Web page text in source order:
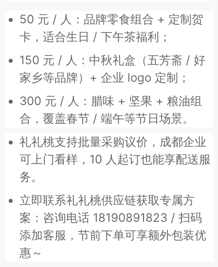
50 元 / 人：品牌零食组合 + 定制贺
卡，适合生日 / 下午茶福利；
150 元 / 人：中秋礼盒（五芳斋 / 好
家乡等品牌）+ 企业 logo 定制；
300 元 / 人：腊味 + 坚果 + 粮油组
合，覆盖春节 / 端午等节日场景。
礼礼桃支持批量采购议价，成都企业
可上门看样，10 人起订也能享配送服
务。
立即联系礼礼桃供应链获取专属方
案：咨询电话 18190891823 / 扫码
添加客服，节前下单可享额外包装优
惠～